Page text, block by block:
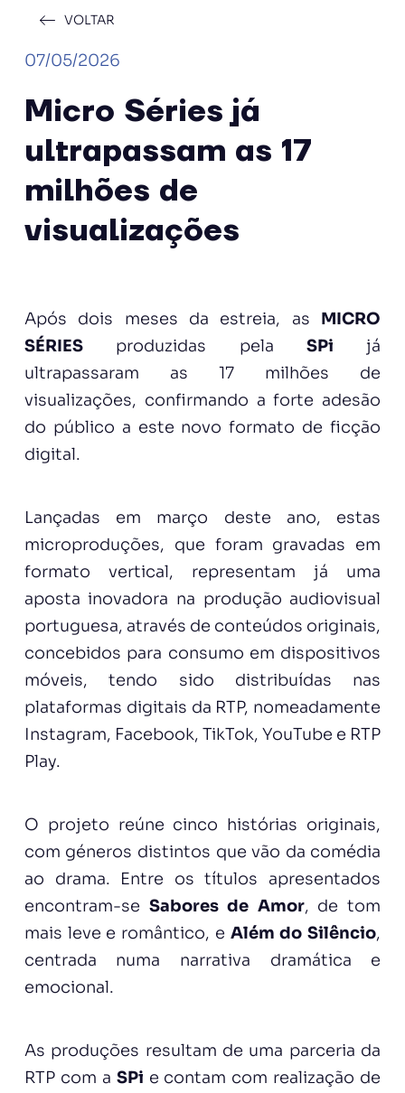
VOLTAR
07/05/2026
Micro Séries já
ultrapassam as 17
milhões de
visualizações
Após dois meses da estreia, as MICRO
SÉRIESproduzidas pela SPi já
ultrapassaram as 17 milhões de
visualizações, confirmando a forte adesão
do público a este novo formato de ficção
digital.
Lançadas em março deste ano, estas
microproduções, que foram gravadas em
formato vertical, representam já uma
aposta inovadora na produção audiovisual
portuguesa, através de conteúdos originais,
concebidos para consumo em dispositivos
móveis, tendo sido distribuídas nas
plataformas digitais da RTP, nomeadamente
Instagram, Facebook, TikTok, YouTube e RTP
Play.
O projeto reúne cinco histórias originais,
com géneros distintos que vão da comédia
ao drama. Entre os títulos apresentados
encontram-se Sabores de Amor, de tom
mais leve e romântico, e Além do Silêncio,
centrada numa narrativa dramática e
emocional.
As produções resultam de uma parceria da
RTP com a SPi e contam com realização de